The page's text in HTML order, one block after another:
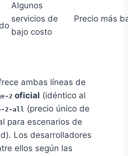
Algunos
servicios de
bajo costo
Precio más
ambas líneas de
2 oficial (idéntico al
2-all (precio único de
para escenarios de
Los desarrolladores
ellos según las